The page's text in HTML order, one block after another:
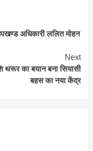
अधिकारी ललित मोहन
Next
थरूर का बयान बना सियासी
बहस का नया केंद्र